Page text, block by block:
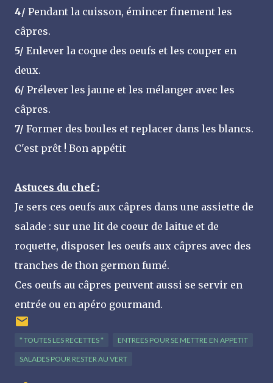
4/ Pendant la cuisson, émincer finement les
câpres.
5/ Enlever la coque des oeufs et les couper en
deux.
6/ Prélever les jaune et les mélanger avec les
câpres.
7/ Former des boules et replacer dans les blancs.
C'est prêt ! Bon appétit
Astuces du chef :
Je sers ces oeufs aux câpres dans une assiette de
salade : sur une lit de coeur de laitue et de
roquette, disposer les oeufs aux câpres avec des
tranches de thon germon fumé.
Ces oeufs au câpres peuvent aussi se servir en
entrée ou en apéro gourmand.
* TOUTES LES RECETTES * ENTREES POUR SE METTRE EN APPETIT
SALADES POUR RESTER AU VERT